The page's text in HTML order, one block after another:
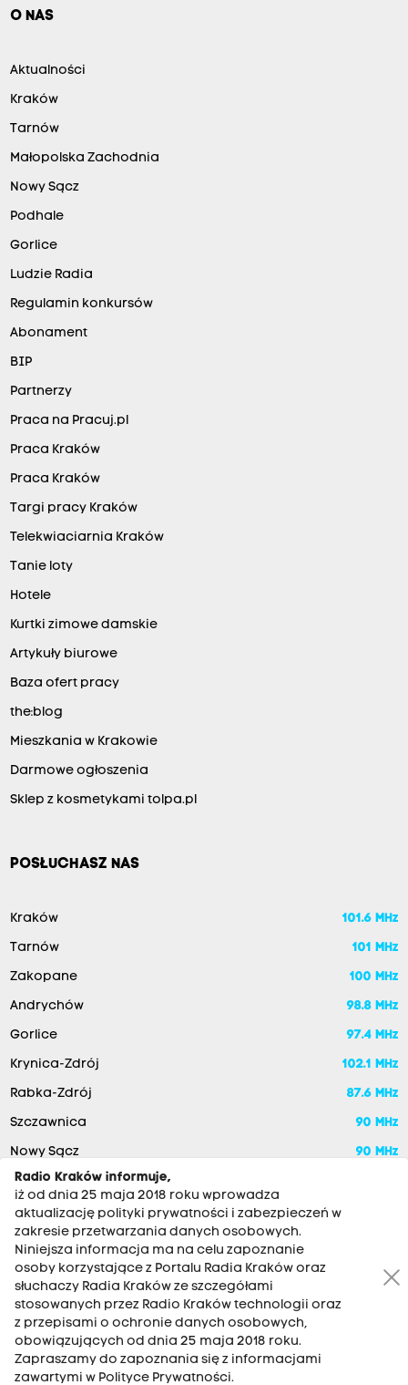
O NAS
Aktualności
Kraków
Tarnów
Małopolska Zachodnia
Nowy Sącz
Podhale
Gorlice
Ludzie Radia
Regulamin konkursów
Abonament
BIP
Partnerzy
Praca na Pracuj.pl
Praca Kraków
Praca Kraków
Targi pracy Kraków
Telekwiaciarnia Kraków
Tanie loty
Hotele
Kurtki zimowe damskie
Artykuły biurowe
Baza ofert pracy
the:blog
Mieszkania w Krakowie
Darmowe ogłoszenia
Sklep z kosmetykami tolpa.pl
POSŁUCHASZ NAS
Kraków 101.6 MHz
Tarnów 101 MHz
Zakopane 100 MHz
Andrychów 98.8 MHz
Gorlice 97.4 MHz
Krynica-Zdrój 102.1 MHz
Rabka-Zdrój 87.6 MHz
Szczawnica 90 MHz
Nowy Sącz 90 MHz
RADIO KRAKÓW SA. Aleja Juliusza Słowackiego 22, 30-007
Kraków
Antena: 12 200 33 33
Radio Kraków informuje,
iż od dnia 25 maja 2018 roku wprowadza
aktualizację polityki prywatności i zabezpieczeń w
zakresie przetwarzania danych osobowych.
Niniejsza informacja ma na celu zapoznanie
osoby korzystające z Portalu Radia Kraków oraz
słuchaczy Radia Kraków ze szczegółami
stosowanych przez Radio Kraków technologii oraz
z przepisami o ochronie danych osobowych,
obowiązujących od dnia 25 maja 2018 roku.
Zapraszamy do zapoznania się z informacjami
zawartymi w Polityce Prywatności.